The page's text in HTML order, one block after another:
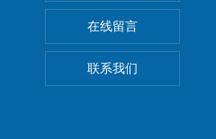
在线留言
联系我们